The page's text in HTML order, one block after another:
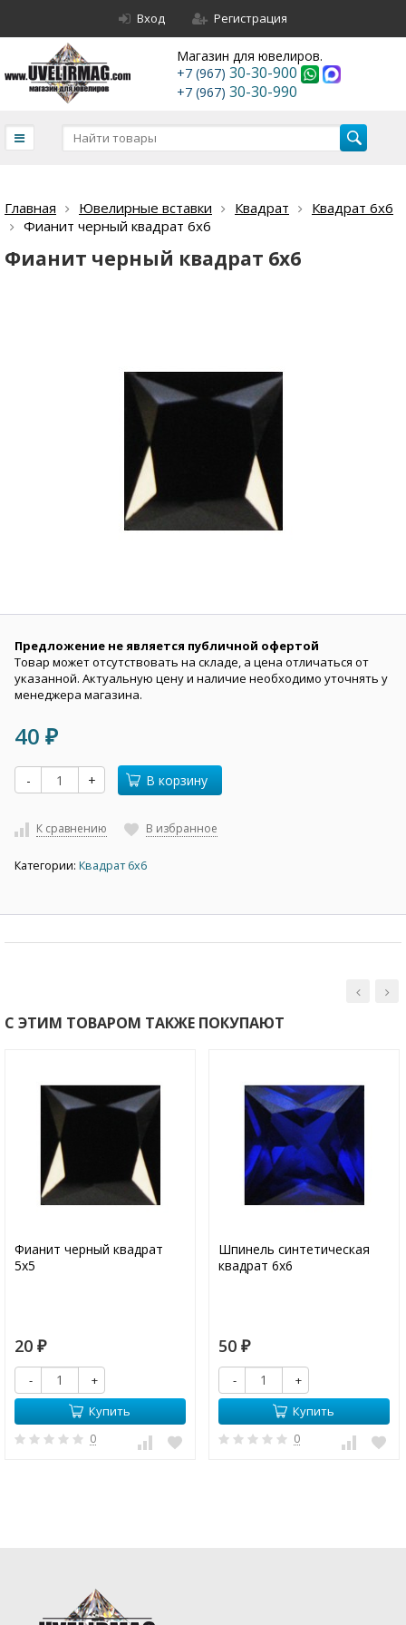
Вход Регистрация
Магазин для ювелиров.
+7 (967) 30-30-900
+7 (967) 30-30-990
Главная Ювелирные вставки Квадрат
Квадрат 6х6
Фианит черный квадрат 6х6
Фианит черный квадрат 6х6
Предложение не является публичной офертой
Товар может отсутствовать на складе, а цена отличаться от
указанной. Актуальную цену и наличие необходимо уточнять у
менеджера магазина.
40 ₽
- + В корзину
К сравнению В избранное
Категории: Квадрат 6х6
С ЭТИМ ТОВАРОМ ТАКЖЕ ПОКУПАЮТ
Фианит черный квадрат
5х5
20 ₽
-
+
Купить
0
Шпинель синтетическая
квадрат 6х6
50 ₽
-
+
Купить
0